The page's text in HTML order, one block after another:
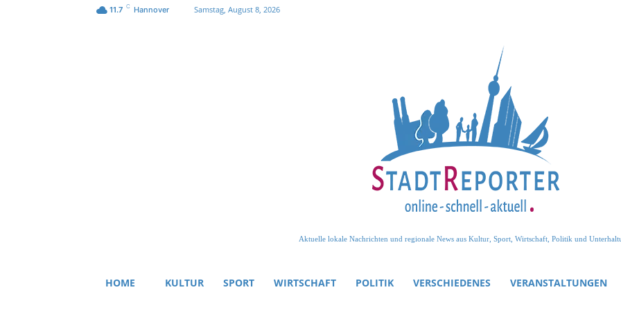
11.7 C Hannover Samstag, August 8, 2026
Aktuelle lokale Nachrichten und regionale News aus Kultur, Sport, Wirtschaft, Politik und
HOME KULTUR SPORT WIRTSCHAFT POLITIK VERSCHIEDENES VERANSTALTUNGEN